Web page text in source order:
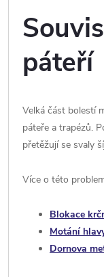
páteří
Velká část bolestí
páteře a trapézů.
přetěžují se svaly
Více o této
Blokace
Motání
Dornova